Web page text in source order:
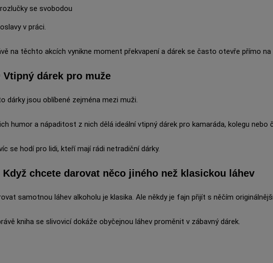
rozlučky se svobodou
oslavy v práci.
na těchto akcích vynikne moment překvapení a dárek se často otevře přímo na
Vtipný dárek pro muže
dárky jsou oblíbené zejména mezi muži.
humor a nápaditost z nich dělá ideální vtipný dárek pro kamaráda, kolegu nebo
se hodí pro lidi, kteří mají rádi netradiční dárky.
Když chcete darovat něco jiného než klasickou láhev
samotnou láhev alkoholu je klasika. Ale někdy je fajn přijít s něčím
kniha se slivovicí dokáže obyčejnou láhev proměnit v zábavný dárek.